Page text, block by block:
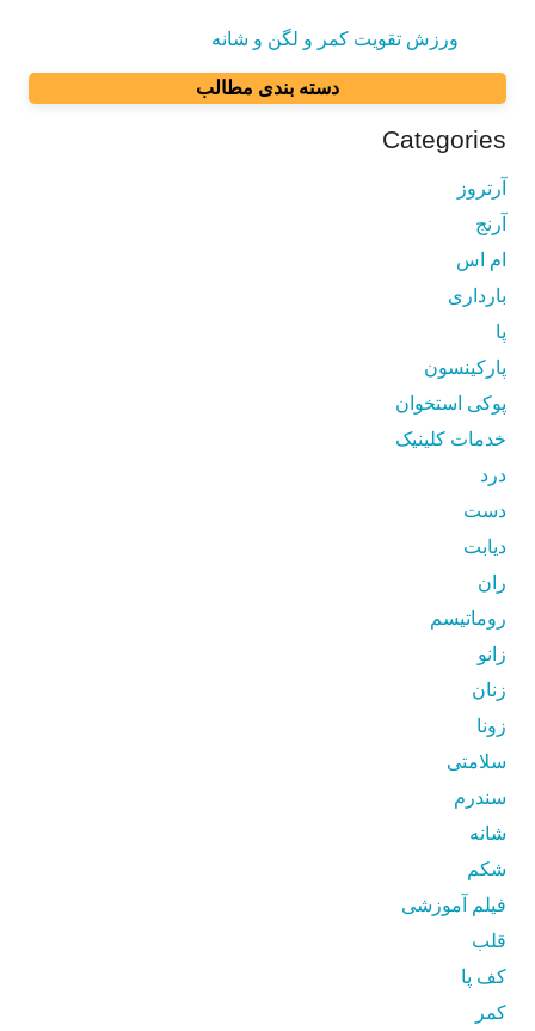
ورزش تقویت کمر و لگن و شانه
دسته بندی مطالب
Categories
آرتروز
آرنج
ام اس
بارداری
پا
پارکینسون
پوکی استخوان
خدمات کلینیک
درد
دست
دیابت
ران
روماتیسم
زانو
زنان
زونا
سلامتی
سندرم
شانه
شکم
فیلم آموزشی
قلب
کف پا
کمر